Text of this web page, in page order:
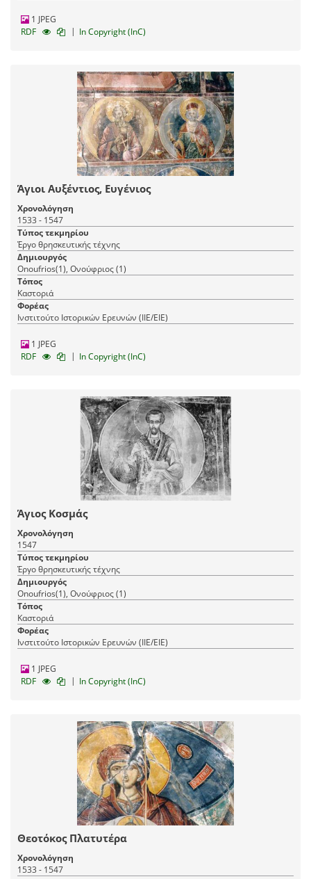
1 JPEG
RDF
| In Copyright (InC)
Άγιοι Αυξέντιος, Ευγένιος
Χρονολόγηση
1533 - 1547
Τύπος τεκμηρίου
Έργο θρησκευτικής τέχνης
Δημιουργός
Onoufrios(1), Ονούφριος (1)
Τόπος
Καστοριά
Φορέας
Ινστιτούτο Ιστορικών Ερευνών (ΙΙΕ/ΕΙΕ)
1 JPEG
RDF
| In Copyright (InC)
Άγιος Κοσμάς
Χρονολόγηση
1547
Τύπος τεκμηρίου
Έργο θρησκευτικής τέχνης
Δημιουργός
Onoufrios(1), Ονούφριος (1)
Τόπος
Καστοριά
Φορέας
Ινστιτούτο Ιστορικών Ερευνών (ΙΙΕ/ΕΙΕ)
1 JPEG
RDF
| In Copyright (InC)
Θεοτόκος Πλατυτέρα
Χρονολόγηση
1533 - 1547